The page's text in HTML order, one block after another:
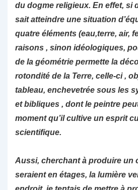
du dogme religieux. En effet, si
sait atteindre une situation
quatre éléments (eau,terre, air,
raisons , sinon idéologiques,
de la géométrie permette la
rotondité de la Terre, celle-ci ,
tableau, enchevetrée sous les
et bibliques , dont le peintre
moment qu’il cultive un esprit
scientifique.
Aussi, cherchant à produire un
seraient en étages, la lumière